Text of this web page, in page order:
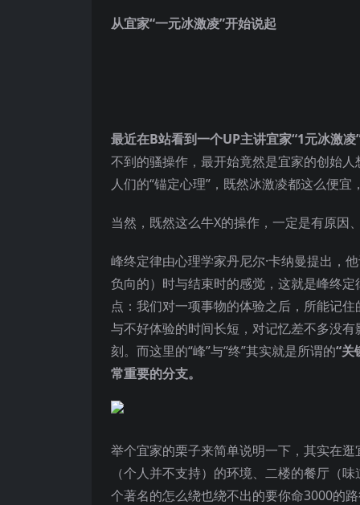
从宜家“一元冰激凌”开始说起
最近在B站看到一个UP主讲宜家“1元冰激凌
不到的骚操作，最开始竟然是宜家的创始
人们的“锚定心理”，既然冰激凌都这么便
当然，既然这么牛X的操作，一定是有原因
峰终定律由心理学家丹尼尔·卡纳曼提出，
负向的）时与结束时的感觉，这就是峰终
点：我们对一项事物的体验之后，所能记
与不好体验的时间长短，对记忆差不多没
刻。而这里的“峰”与“终”其实就是所谓的“关
常重要的分支。
举个宜家的栗子来简单说明一下，其实在
（个人并不支持）的环境、二楼的餐厅（
个著名的怎么绕也绕不出的要你命3000的